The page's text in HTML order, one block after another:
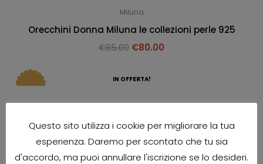
Miluna
Orecchini Donna Miluna le collezioni perle 925
€85.00 €80.00
IN OFFERTA!
Questo sito utilizza i cookie per migliorare la tua
esperienza. Daremo per scontato che tu sia
d'accordo, ma puoi annullare l'iscrizione se lo desideri.